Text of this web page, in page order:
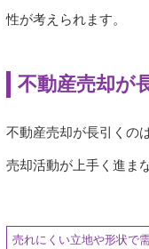
性が考えられます。
不動産売却が
不動産売却が長引くの
売却活動が上手く進ま
売れにくい立地や形状で